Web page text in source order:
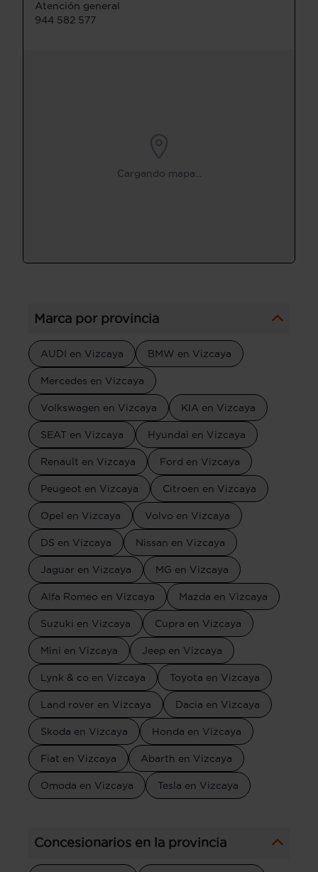
Atención general
944 582 577
Cargando mapa...
Marca por provincia
AUDI en Vizcaya BMW en Vizcaya
Mercedes en Vizcaya
Volkswagen en Vizcaya KIA en Vizcaya
SEAT en Vizcaya Hyundai en Vizcaya
Renault en Vizcaya Ford en Vizcaya
Peugeot en Vizcaya Citroen en Vizcaya
Opel en Vizcaya Volvo en Vizcaya
DS en Vizcaya Nissan en Vizcaya
Jaguar en Vizcaya MG en Vizcaya
Alfa Romeo en Vizcaya Mazda en Vizcaya
Suzuki en Vizcaya Cupra en Vizcaya
Mini en Vizcaya Jeep en Vizcaya
Lynk & co en Vizcaya Toyota en Vizcaya
Land rover en Vizcaya Dacia en Vizcaya
Skoda en Vizcaya Honda en Vizcaya
Fiat en Vizcaya Abarth en Vizcaya
Omoda en Vizcaya Tesla en Vizcaya
Concesionarios en la provincia